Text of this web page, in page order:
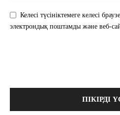
Келесі түсініктемеге келесі
электрондық поштамды және веб-